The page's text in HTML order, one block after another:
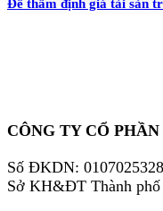
Để thẩm định giá tài sản
CÔNG TY CỔ
Số ĐKDN: 0107025328
Sở KH&ĐT Thành phố